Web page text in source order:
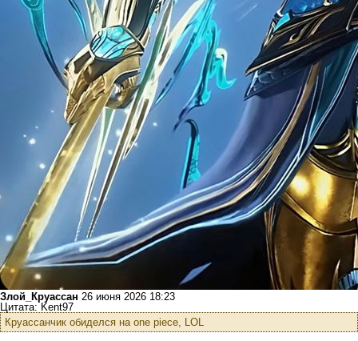
Злой_Круассан 26 июня 2026 18:23
Цитата: Kent97
Круассанчик обиделся на one piece, LOL